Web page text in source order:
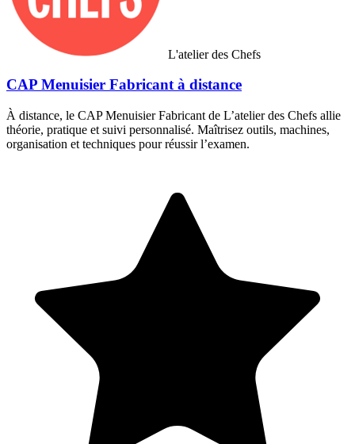
L'atelier des Chefs
CAP Menuisier Fabricant à distance
À distance, le CAP Menuisier Fabricant de L’atelier des Chefs allie
théorie, pratique et suivi personnalisé. Maîtrisez outils, machines,
organisation et techniques pour réussir l’examen.